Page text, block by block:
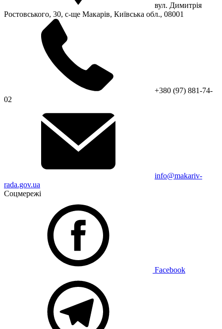
вул. Димитрія
Ростовського, 30, с-ще Макарів, Київська обл., 08001
+380 (97) 881-74-
02
info@makariv-
rada.gov.ua
Соцмережі
Facebook